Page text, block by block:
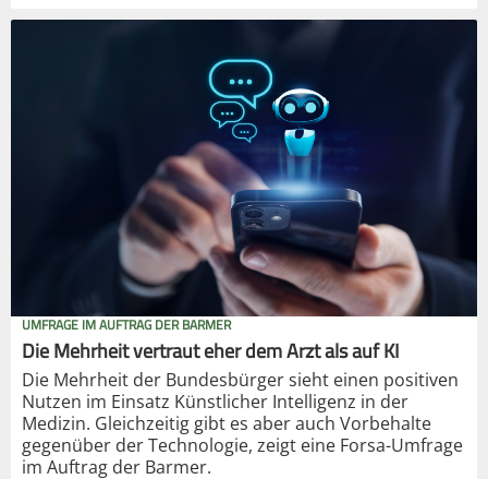
UMFRAGE IM AUFTRAG DER BARMER
Die Mehrheit vertraut eher dem Arzt als auf KI
Die Mehrheit der Bundesbürger sieht einen positiven
Nutzen im Einsatz Künstlicher Intelligenz in der
Medizin. Gleichzeitig gibt es aber auch Vorbehalte
gegenüber der Technologie, zeigt eine Forsa-Umfrage
im Auftrag der Barmer.